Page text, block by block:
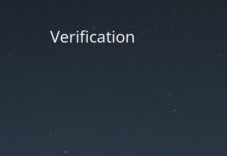
Verification